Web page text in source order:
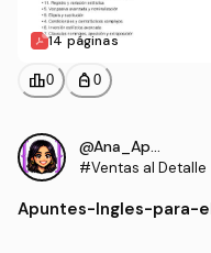
14 páginas
leaderboard0 personal_bag 0
@Ana_Apuntes
#Ventas al Detalle
Apuntes-Ingles-para-